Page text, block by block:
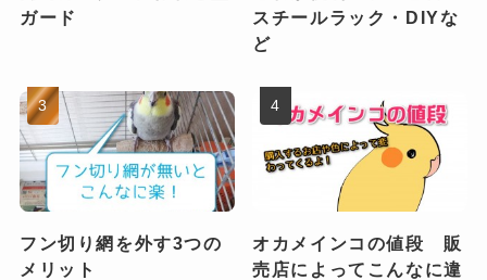
ガード
スチールラック・DIYな
ど
フン切り網を外す3つの
メリット
オカメインコの値段 販
売店によってこんなに違